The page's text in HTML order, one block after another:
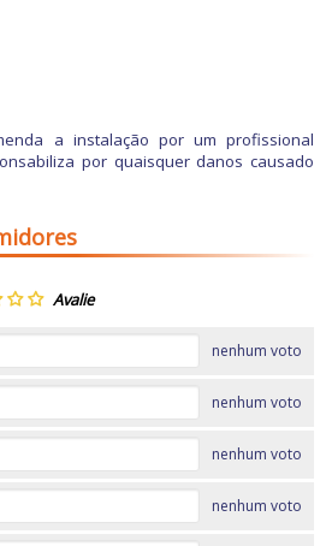
a instalação por um profissional
por quaisquer danos causado
nenhum voto
nenhum voto
nenhum voto
nenhum voto